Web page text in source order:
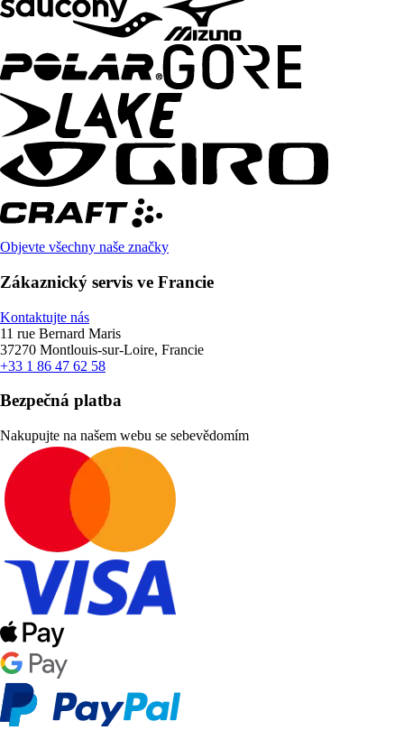
Objevte všechny naše značky
Zákaznický servis ve Francie
Kontaktujte nás
11 rue Bernard Maris
37270 Montlouis-sur-Loire, Francie
+33 1 86 47 62 58
Bezpečná platba
Nakupujte na našem webu se sebevědomím